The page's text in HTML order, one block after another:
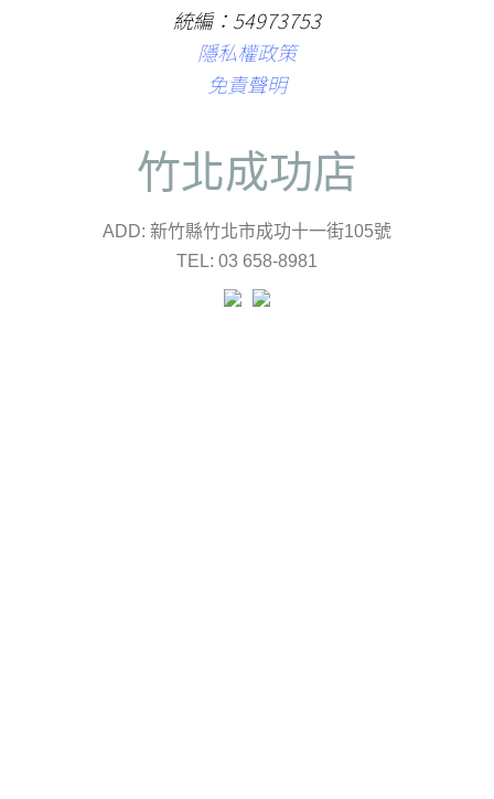
統編：54973753
隱私權政策
免責聲明
竹北成功店
ADD: 新竹縣竹北市成功十一街105號
TEL: 03 658-8981